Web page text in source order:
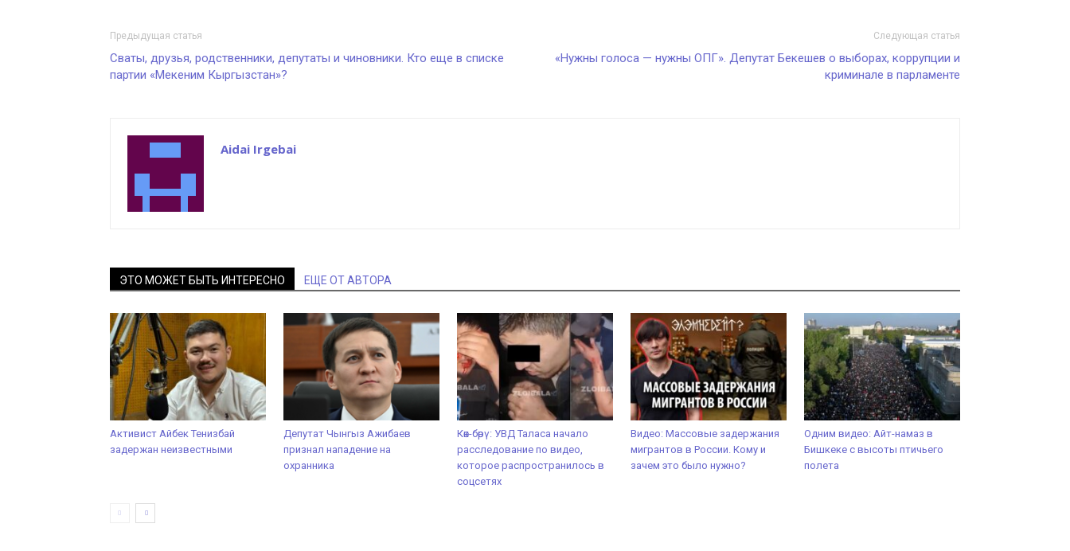
Предыдущая статья
Сваты, друзья, родственники, депутаты и чиновники. Кто еще в списке
партии «Мекеним Кыргызстан»?
Следующая статья
«Нужны голоса — нужны ОПГ». Депутат Бекешев о выборах, коррупции и
криминале в парламенте
Aidai Irgebai
ЭТО МОЖЕТ БЫТЬ ИНТЕРЕСНО ЕЩЕ ОТ АВТОРА
Активист Айбек Тенизбай
задержан неизвестными
Депутат Чынгыз Ажибаев
признал нападение на
охранника
Көк-бөрү: УВД Таласа начало
расследование по видео,
которое распространилось в
соцсетях
Видео: Массовые задержания
мигрантов в России. Кому и
зачем это было нужно?
Одним видео: Айт-намаз в
Бишкеке с высоты птичьего
полета